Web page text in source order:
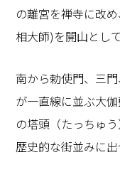
の離宮を禅寺に改
相大師)を開山とし
南から勅使門、三
が一直線に並ぶ大
の塔頭（たっちゅ
歴史的な街並みに出